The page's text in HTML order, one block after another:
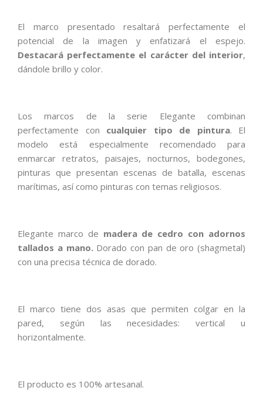
El marco presentado resaltará perfectamente el
potencial de la imagen y enfatizará el espejo.
Destacará perfectamente el carácter del interior,
dándole brillo y color.
Los marcos de la serie Elegante combinan
perfectamente con cualquier tipo de pintura. El
modelo está especialmente recomendado para
enmarcar retratos, paisajes, nocturnos, bodegones,
pinturas que presentan escenas de batalla, escenas
marítimas, así como pinturas con temas religiosos.
Elegante marco de madera de cedro con adornos
tallados a mano. Dorado con pan de oro (shagmetal)
con una precisa técnica de dorado.
El marco tiene dos asas que permiten colgar en la
pared, según las necesidades: vertical u
horizontalmente.
El producto es 100% artesanal.